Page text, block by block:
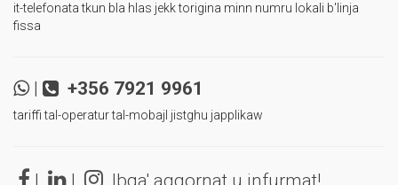
it-telefonata tkun bla hlas jekk torigina minn numru lokali b'linja
fissa
| +356 7921 9961
tariffi tal-operatur tal-mobajl jistghu japplikaw
| | Ibqa' aggornat u infurmat!